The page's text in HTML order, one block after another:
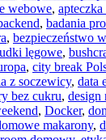
webowe,
, badania
, bezpieczeństwo
lęgowe,
, city break
z soczewicy, data
bez cukru, design
, Docker,
makarony,